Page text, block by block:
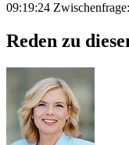
09:19:24
Reden zu